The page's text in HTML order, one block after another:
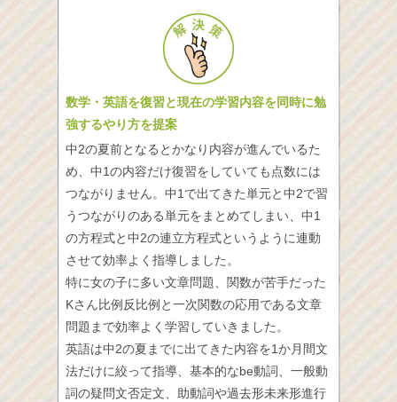
数学・英語を復習と現在の学習内容を同時に勉
強するやり方を提案
中2の夏前となるとかなり内容が進んでいるた
め、中1の内容だけ復習をしていても点数には
つながりません。中1で出てきた単元と中2で習
うつながりのある単元をまとめてしまい、中1
の方程式と中2の連立方程式というように連動
させて効率よく指導しました。
特に女の子に多い文章問題、関数が苦手だった
Kさん比例反比例と一次関数の応用である文章
問題まで効率よく学習していきました。
英語は中2の夏までに出てきた内容を1か月間文
法だけに絞って指導、基本的なbe動詞、一般動
詞の疑問文否定文、助動詞や過去形未来形進行